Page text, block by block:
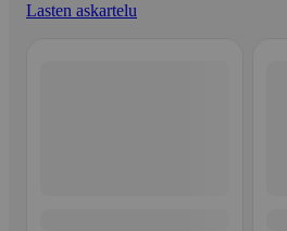
Lasten askartelu